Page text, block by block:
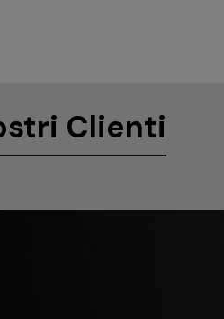
Clienti